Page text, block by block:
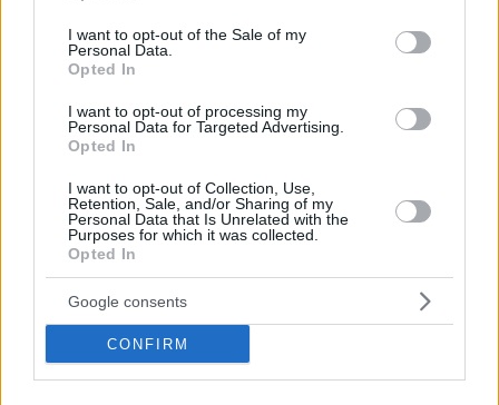
use your data for below specified purposes in below Google
consent section.
I want to opt-out of the Sale of my
Personal Data.
Opted In
I want to opt-out of processing my
Personal Data for Targeted Advertising.
Opted In
I want to opt-out of Collection, Use,
Retention, Sale, and/or Sharing of my
Personal Data that Is Unrelated with the
Purposes for which it was collected.
Opted In
Google consents
CONFIRM